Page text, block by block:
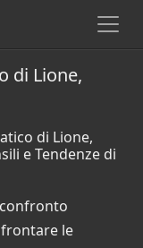
di Lione,
di Lione,
e Tendenze di
le